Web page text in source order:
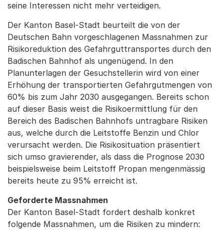
seine Interessen nicht mehr verteidigen.
Der Kanton Basel-Stadt beurteilt die von der
Deutschen Bahn vorgeschlagenen Massnahmen zur
Risikoreduktion des Gefahrguttransportes durch den
Badischen Bahnhof als ungenügend. In den
Planunterlagen der Gesuchstellerin wird von einer
Erhöhung der transportierten Gefahrgutmengen von
60% bis zum Jahr 2030 ausgegangen. Bereits schon
auf dieser Basis weist die Risikoermittlung für den
Bereich des Badischen Bahnhofs untragbare Risiken
aus, welche durch die Leitstoffe Benzin und Chlor
verursacht werden. Die Risikosituation präsentiert
sich umso gravierender, als dass die Prognose 2030
beispielsweise beim Leitstoff Propan mengenmässig
bereits heute zu 95% erreicht ist.
Geforderte Massnahmen
Der Kanton Basel-Stadt fordert deshalb konkret
folgende Massnahmen, um die Risiken zu mindern: